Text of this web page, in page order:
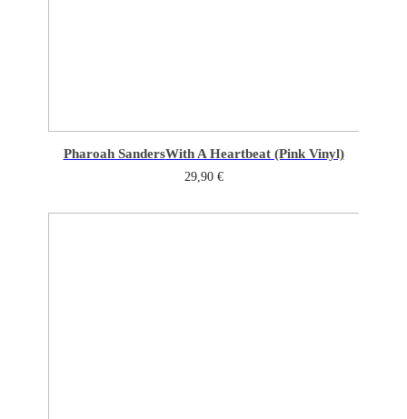
Pharoah SandersWith A Heartbeat (Pink Vinyl)
29,90 €